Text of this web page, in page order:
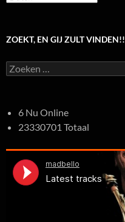
ZOEKT, EN GIJ ZULT
Zoeken
naar:
6 Nu Online
23330701 Totaal